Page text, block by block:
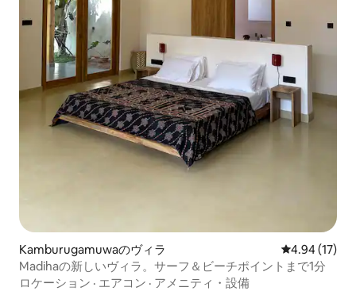
Kamburugamuwaのヴィラ レビュー17
4.94 (17)
Madihaの新しいヴィラ。サーフ＆ビーチポイントまで1分
ロケーション · エアコン · アメニティ・設備